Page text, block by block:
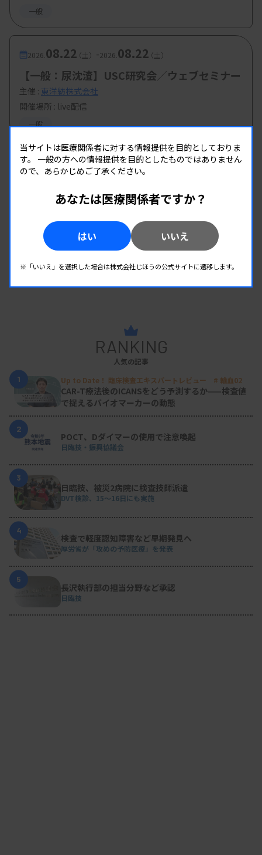
一般
2026. 08.22（土） -2026. 08.22（土）
【一般：尿沈渣】USC研究会／ウェブセミナー
主催 : 東洋紡株式会社
開催場所 : live配信
一般
RANKING
人気の記事
1
Up to Date！ 臨床検査エキスパートレビュー # 輸血02
CAR-T療法後のICANSをどう予測するか——検査値
で捉えるバイオマーカーの動態
2
POCT、Dダイマーの使用で注意喚起
日臨技・振興協議会
3
日臨技、被災2病院に検査技師派遣
DVT検診、15～16日にも実施
4
検査で軽度認知障害など早期発見へ
厚労省が「攻めの予防医療」を発表
5
長沢執行部の担当分野など承認
日臨技
当サイトは医療関係者に対する情報提供を目的としておりま
す。 一般の方への情報提供を目的としたものではありません
ので、あらかじめご了承ください。
あなたは医療関係者ですか？
はい いいえ
※「いいえ」を選択した場合は株式会社じほうの公式サイトに遷移します。